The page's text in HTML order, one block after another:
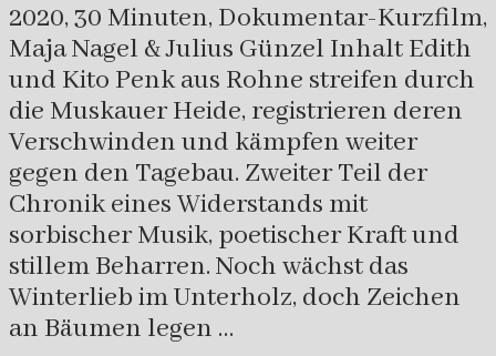
2020, 30 Minuten, Dokumentar-Kurzfilm,
Maja Nagel & Julius Günzel Inhalt Edith
und Kito Penk aus Rohne streifen durch
die Muskauer Heide, registrieren deren
Verschwinden und kämpfen weiter
gegen den Tagebau. Zweiter Teil der
Chronik eines Widerstands mit
sorbischer Musik, poetischer Kraft und
stillem Beharren. Noch wächst das
Winterlieb im Unterholz, doch Zeichen
an Bäumen legen …